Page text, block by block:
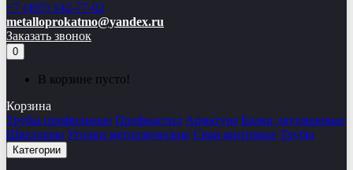
+7 (495) 142-77-02
metalloprokatmo@yandex.ru
Заказать звонок
0
В корзине пусто!
Корзина
Трубы профильные Профнастил Арматура Балки двутавровые
Швеллеры Уголки металлические Сваи винтовые Трубы
Категории